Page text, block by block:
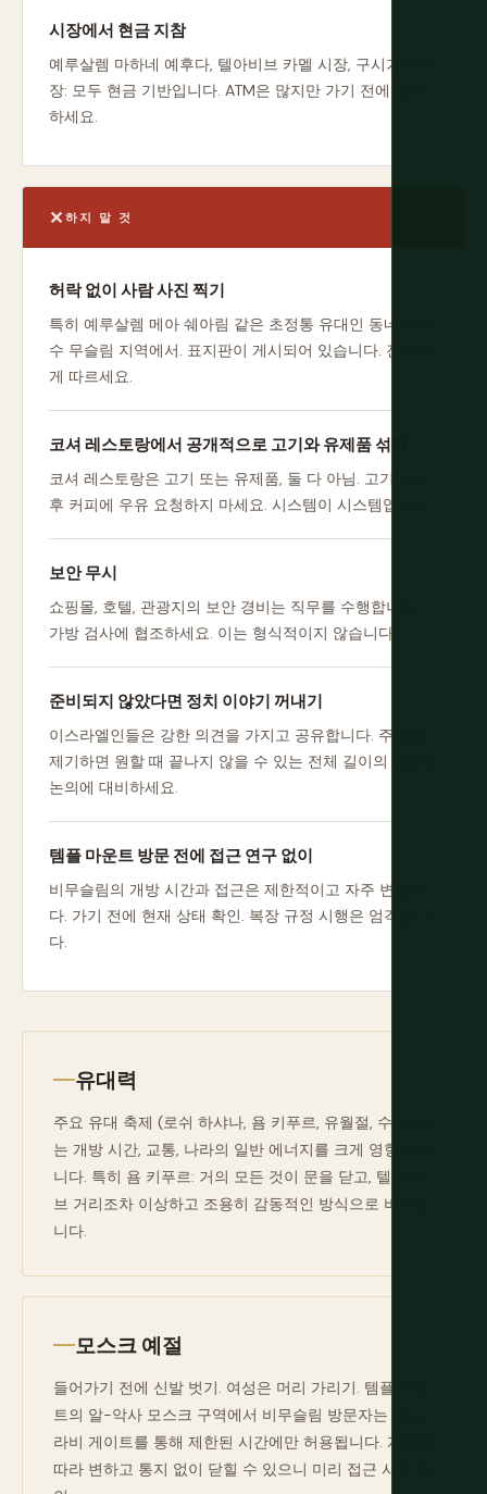
시장에서 현금 지참
예루살렘 마하네 예후다, 텔아비브 카멜 시장, 구시가지 시
장: 모두 현금 기반입니다. ATM은 많지만 가기 전에 충전
하세요.
하지 말 것
허락 없이 사람 사진 찍기
특히 예루살렘 메아 쉐아림 같은 초정통 유대인 동네와 보
수 무슬림 지역에서. 표지판이 게시되어 있습니다. 진지하
게 따르세요.
코셔 레스토랑에서 공개적으로 고기와 유제품 섞기
코셔 레스토랑은 고기 또는 유제품, 둘 다 아님. 고기 식사
후 커피에 우유 요청하지 마세요. 시스템이 시스템입니다.
보안 무시
쇼핑몰, 호텔, 관광지의 보안 경비는 직무를 수행합니다.
가방 검사에 협조하세요. 이는 형식적이지 않습니다.
준비되지 않았다면 정치 이야기 꺼내기
이스라엘인들은 강한 의견을 가지고 공유합니다. 주제를
제기하면 원할 때 끝나지 않을 수 있는 전체 길이의 열정적
논의에 대비하세요.
템플 마운트 방문 전에 접근 연구 없이
비무슬림의 개방 시간과 접근은 제한적이고 자주 변합니
다. 가기 전에 현재 상태 확인. 복장 규정 시행은 엄격합니
다.
유대력
주요 유대 축제 (로쉬 하샤나, 욤 키푸르, 유월절, 수코트)
는 개방 시간, 교통, 나라의 일반 에너지를 크게 영향을 줍
니다. 특히 욤 키푸르: 거의 모든 것이 문을 닫고, 텔아비
브 거리조차 이상하고 조용히 감동적인 방식으로 비워집
니다.
모스크 예절
들어가기 전에 신발 벗기. 여성은 머리 가리기. 템플 마운
트의 알-악사 모스크 구역에서 비무슬림 방문자는 무그
라비 게이트를 통해 제한된 시간에만 허용됩니다. 계절에
따라 변하고 통지 없이 닫힐 수 있으니 미리 접근 시간 확